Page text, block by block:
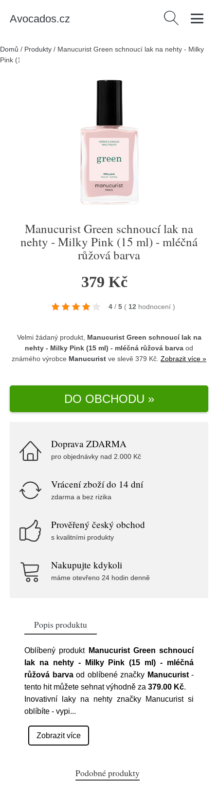
Avocados.cz Vyhledávání
Domů / Produkty / Manucurist Green schnoucí lak na nehty - Milky
Pink (15 ml) - mléčná růžová barva
Manucurist Green schnoucí lak na
nehty - Milky Pink (15 ml) - mléčná
růžová barva
379 Kč
4 / 5 ( 12 hodnocení )
Velmi žádaný produkt, Manucurist Green schnoucí lak na
nehty - Milky Pink (15 ml) - mléčná růžová barva od
známého výrobce Manucurist ve slevě 379 Kč. Zobrazit více »
DO OBCHODU »
Doprava ZDARMA
pro objednávky nad 2.000 Kč
Vrácení zboží do 14 dní
zdarma a bez rizika
Prověřený český obchod
s kvalitními produkty
Nakupujte kdykoli
máme otevřeno 24 hodin denně
Popis produktu
Oblíbený produkt Manucurist Green schnoucí
lak na nehty - Milky Pink (15 ml) - mléčná
růžová barvaod oblíbené značky Manucurist-
tento hit můžete sehnat výhodně za 379.00 Kč.
Inovativní laky na nehty značky Manucurist si
oblíbíte - vypi...
Zobrazit více
Podobné produkty